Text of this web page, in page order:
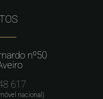
nº50
617
nacional)